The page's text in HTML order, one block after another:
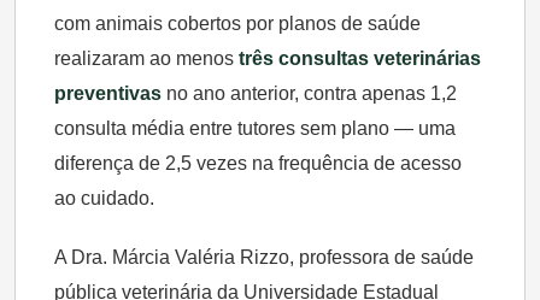
com animais cobertos por planos de saúde
realizaram ao menos três consultas veterinárias
preventivas no ano anterior, contra apenas 1,2
consulta média entre tutores sem plano — uma
diferença de 2,5 vezes na frequência de acesso
ao cuidado.
A Dra. Márcia Valéria Rizzo, professora de saúde
pública veterinária da Universidade Estadual